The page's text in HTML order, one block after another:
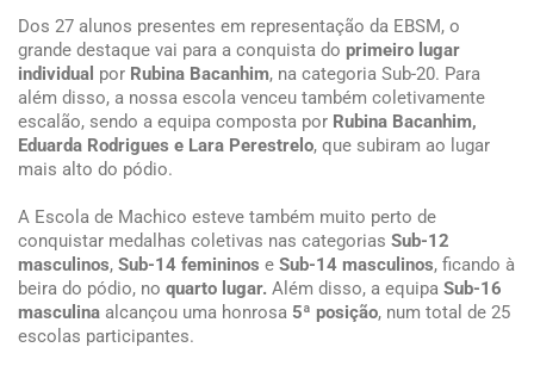
Dos 27 alunos presentes em representação da EBSM, o
grande destaque vai para a conquista do primeiro lugar
individual por Rubina Bacanhim, na categoria Sub-20. Para
além disso, a nossa escola venceu também coletivamente
escalão, sendo a equipa composta por Rubina Bacanhim,
Eduarda Rodrigues e Lara Perestrelo, que subiram ao lugar
mais alto do pódio.
A Escola de Machico esteve também muito perto de
conquistar medalhas coletivas nas categorias Sub-12
masculinos, Sub-14 femininos e Sub-14 masculinos, ficando à
beira do pódio, no quarto lugar. Além disso, a equipa Sub-16
masculina alcançou uma honrosa 5ª posição, num total de 25
escolas participantes.